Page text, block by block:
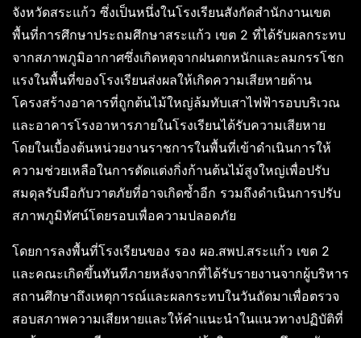
จังหวัดสระแก้ว ซึ่งเป็นหนึ่งในโรงเรียนสังกัดสำนักงานเขต
พื้นที่การศึกษาประถมศึกษาสระแก้ว เขต 2 ที่ได้รับผลกระทบ
จากสภาพภูมิอากาศซึ่งเกิดหตุจากฝนตกหนักและลมกรรโชก
แรงในพื้นที่ของโรงเรียนส่งผลให้เกิดความเสียหายด้าน
โครงสร้างอาคารที่ถูกต้นไม้ใหญ่ล้มทับเสาไฟฟ้ารอบบริเวณ
และอาคารโรงอาหารภายในโรงเรียนได้รับความเสียหาย
โดยในเบื้องต้นหน่วยงานราชการในพื้นที่เข้าดำเนินการให้
ความช่วยเหลือในการตัดแต่งกิ่งก้านต้นไม้สูงใหญ่เพื่อปรับ
สมดุลรับมือกับวาตภัยที่อาจเกิดซ้ำอีก รวมถึงดำเนินการปรับ
สภาพภูมิทัศน์โดยรอบเพื่อความปลอดภัย
โดยการลงพื้นที่โรงเรียนของ รอง ผอ.สพป.สระแก้ว เขต 2
และคณะเกิดขึ้นทันทีภายหลังจากที่ได้รับรายงานจากผู้บริหาร
สถานศึกษาถึงเหตุการณ์และผลกระทบในวันถัดมาเพื่อตรวจ
สอบสภาพความเสียหายและให้คำแนะนำในแนวทางปฏิบัติที่